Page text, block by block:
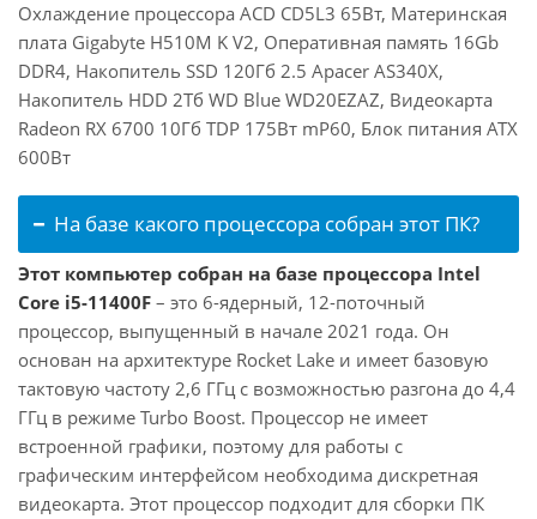
Охлаждение процессора ACD CD5L3 65Вт, Материнская
плата Gigabyte H510M K V2, Оперативная память 16Gb
DDR4, Накопитель SSD 120Гб 2.5 Apacer AS340X,
Накопитель HDD 2Тб WD Blue WD20EZAZ, Видеокарта
Radeon RX 6700 10Гб TDP 175Вт mP60, Блок питания ATX
600Вт
На базе какого процессора собран этот ПК?
Этот компьютер собран на базе процессора Intel
Core i5-11400F – это 6-ядерный, 12-поточный
процессор, выпущенный в начале 2021 года. Он
основан на архитектуре Rocket Lake и имеет базовую
тактовую частоту 2,6 ГГц с возможностью разгона до 4,4
ГГц в режиме Turbo Boost. Процессор не имеет
встроенной графики, поэтому для работы с
графическим интерфейсом необходима дискретная
видеокарта. Этот процессор подходит для сборки ПК